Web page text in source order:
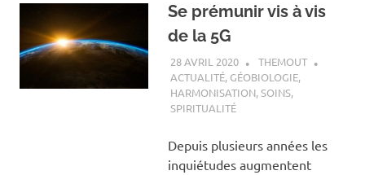
Se prémunir vis à vis
de la 5G
28 AVRIL 2020
THEMOUT
ACTUALITÉ, GÉOBIOLOGIE,
HARMONISATION,SOINS,
SPIRITUALITÉ
Depuis plusieurs années les
inquiétudes augmentent